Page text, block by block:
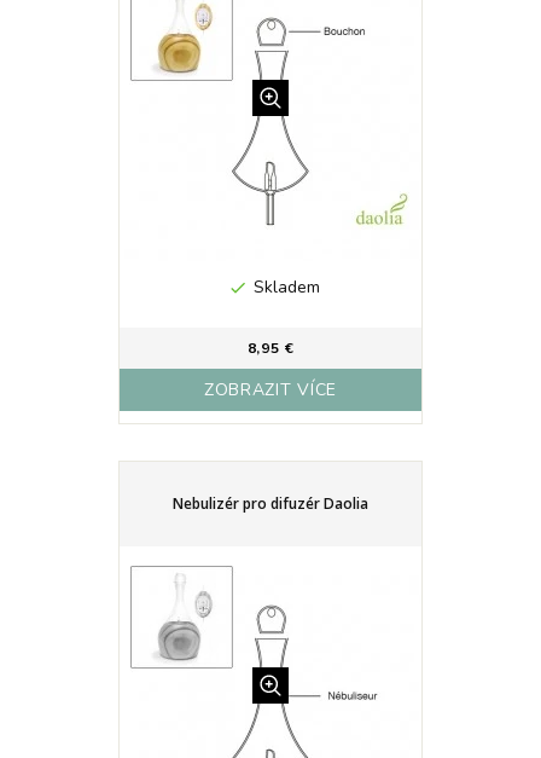
 Skladem
8,95 €
ZOBRAZIT VÍCE
Nebulizér pro difuzér Daolia